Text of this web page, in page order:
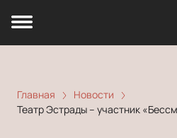
Главная
Новости
Театр Эстрады – участник